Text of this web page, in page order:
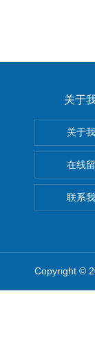
关于
关于
在线
联系
Copyright ©